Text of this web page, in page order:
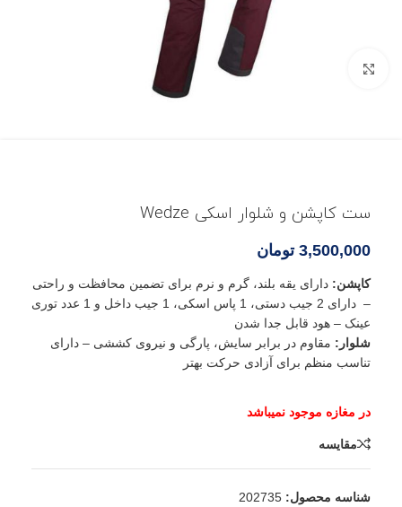
ست کاپشن و شلوار اسکی Wedze
3,500,000 تومان
کاپشن: دارای یقه بلند، گرم و نرم برای تضمین محافظت و راحتی
– دارای 2 جیب دستی، 1 پاس اسکی، 1 جیب داخل و 1 عدد توری
عینک – هود قابل جدا شدن
شلوار: مقاوم در برابر سایش، پارگی و نیروی کششی – دارای
تناسب منظم برای آزادی حرکت بهتر
مقایسه
شناسه محصول: 202735